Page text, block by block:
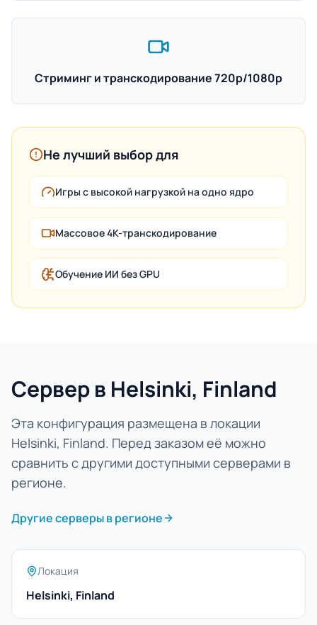
Стриминг и транскодирование 720p/1080p
Не лучший выбор для
Игры с высокой нагрузкой на одно ядро
Массовое 4K-транскодирование
Обучение ИИ без GPU
Сервер в Helsinki, Finland
Эта конфигурация размещена в локации
Helsinki, Finland. Перед заказом её можно
сравнить с другими доступными серверами в
регионе.
Другие серверы в регионе
Локация
Helsinki, Finland